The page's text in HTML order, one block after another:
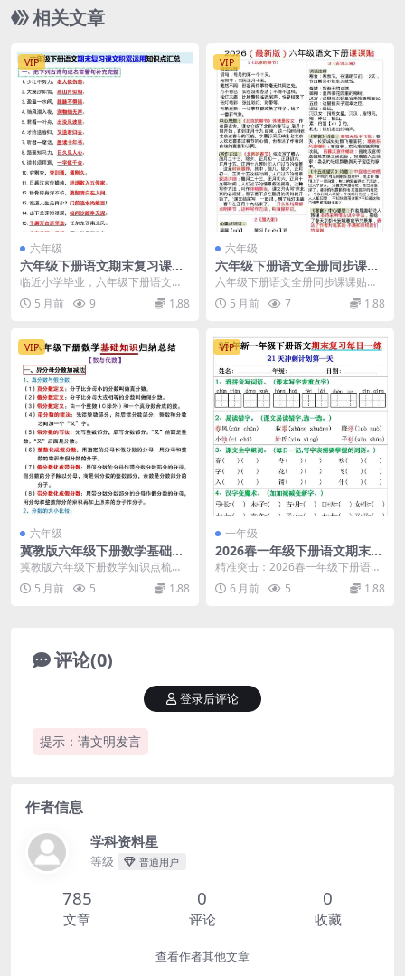
相关文章
VIP
六年级
六年级下册语文期末复习课文
积累运用知识点汇总资料下载
临近小学毕业，六年级下册语文期
末复习进入了关键阶段。为了帮助
同学们在有限的时间内...
5 月前 9 1.88
VIP
六年级
六年级下册语文全册同步课课
贴：各单元重点考点预习笔记
六年级下册语文全册同步课课贴：
各单元重点考点预习笔记汇总 在小
学阶段的最后一个学...
5 月前 7 1.88
VIP
六年级
冀教版六年级下册数学基础知
识归纳总结（全册重点考点汇
冀教版六年级下册数学知识点梳理
面对即将到来的毕业复习，冀教版
六年级下册数学基础...
5 月前 5 1.88
VIP
一年级
2026春一年级下册语文期末复
习每日一练全册考点通关专项
精准突击：2026春一年级下册语文
期末复习每日一练精华解析 大家
好，我是学科星。...
6 月前 5 1.88
评论(0)
提示：请文明发言
登录后评论
作者信息
学科资料星
等级 普通用户
785
文章
0
评论
0
收藏
查看作者其他文章